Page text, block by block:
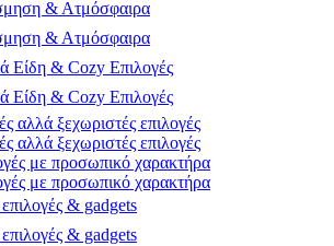
& Ατμόσφαιρα
& Ατμόσφαιρα
& Cozy Επιλογές
& Cozy Επιλογές
αλλά ξεχωριστές επιλογές
αλλά ξεχωριστές επιλογές
με προσωπικό χαρακτήρα
με προσωπικό χαρακτήρα
& gadgets
& gadgets